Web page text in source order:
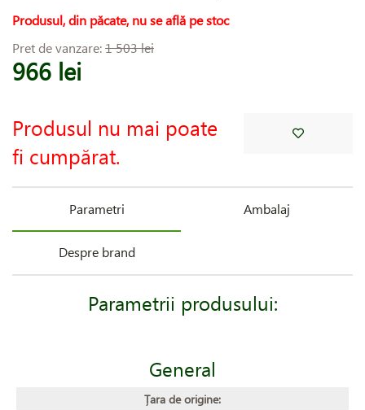
Produsul, din păcate, nu se află pe stoc
Pret de vanzare:1 503 lei
966 lei
Produsul nu mai poate
fi cumpărat.
Parametri Ambalaj
Despre brand
Parametrii produsului:
General
Țara de origine: